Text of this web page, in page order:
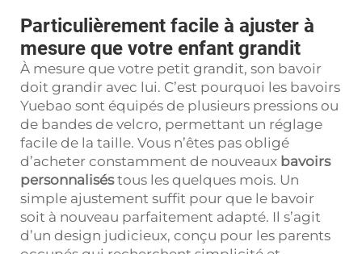
Particulièrement facile à ajuster à
mesure que votre enfant grandit
À mesure que votre petit grandit, son bavoir
doit grandir avec lui. C’est pourquoi les bavoirs
Yuebao sont équipés de plusieurs pressions ou
de bandes de velcro, permettant un réglage
facile de la taille. Vous n’êtes pas obligé
d’acheter constamment de nouveaux bavoirs
personnaliséstous les quelques mois. Un
simple ajustement suffit pour que le bavoir
soit à nouveau parfaitement adapté. Il s’agit
d’un design judicieux, conçu pour les parents